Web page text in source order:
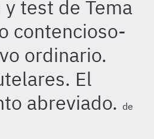
test de Tema
contencioso-
ordinario.
El
abreviado. de